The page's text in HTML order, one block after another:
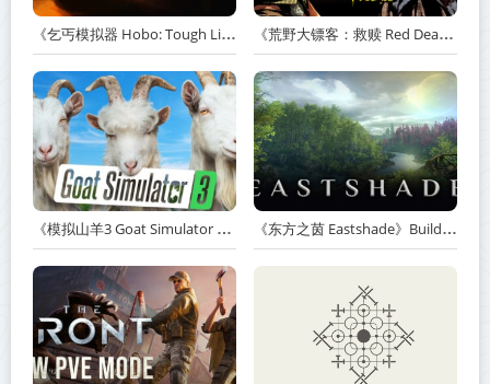
《乞丐模拟器 Hobo: Tough Life》v1.20.010-赠原声带+解锁全人物满级通关存档+多项修改器【单机+联机】丨中文版网盘下载 《荒野大镖客：救赎 Red Dead Redemption》v1.0.42.46611-送修改器丨中文版网盘下载
《模拟山羊3 Goat Simulator 3》v1.2.0.2-全DLC+含重制版【单机+联机】【PC/手机双端】丨中文版网盘下载 《东方之茵 Eastshade》Build.20251455-免安装中文版丨中文版网盘下载